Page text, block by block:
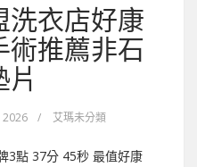
洗衣店好康
術推薦非石
2026 / 艾瑪未分類
3點 37分 45秒 最值好康